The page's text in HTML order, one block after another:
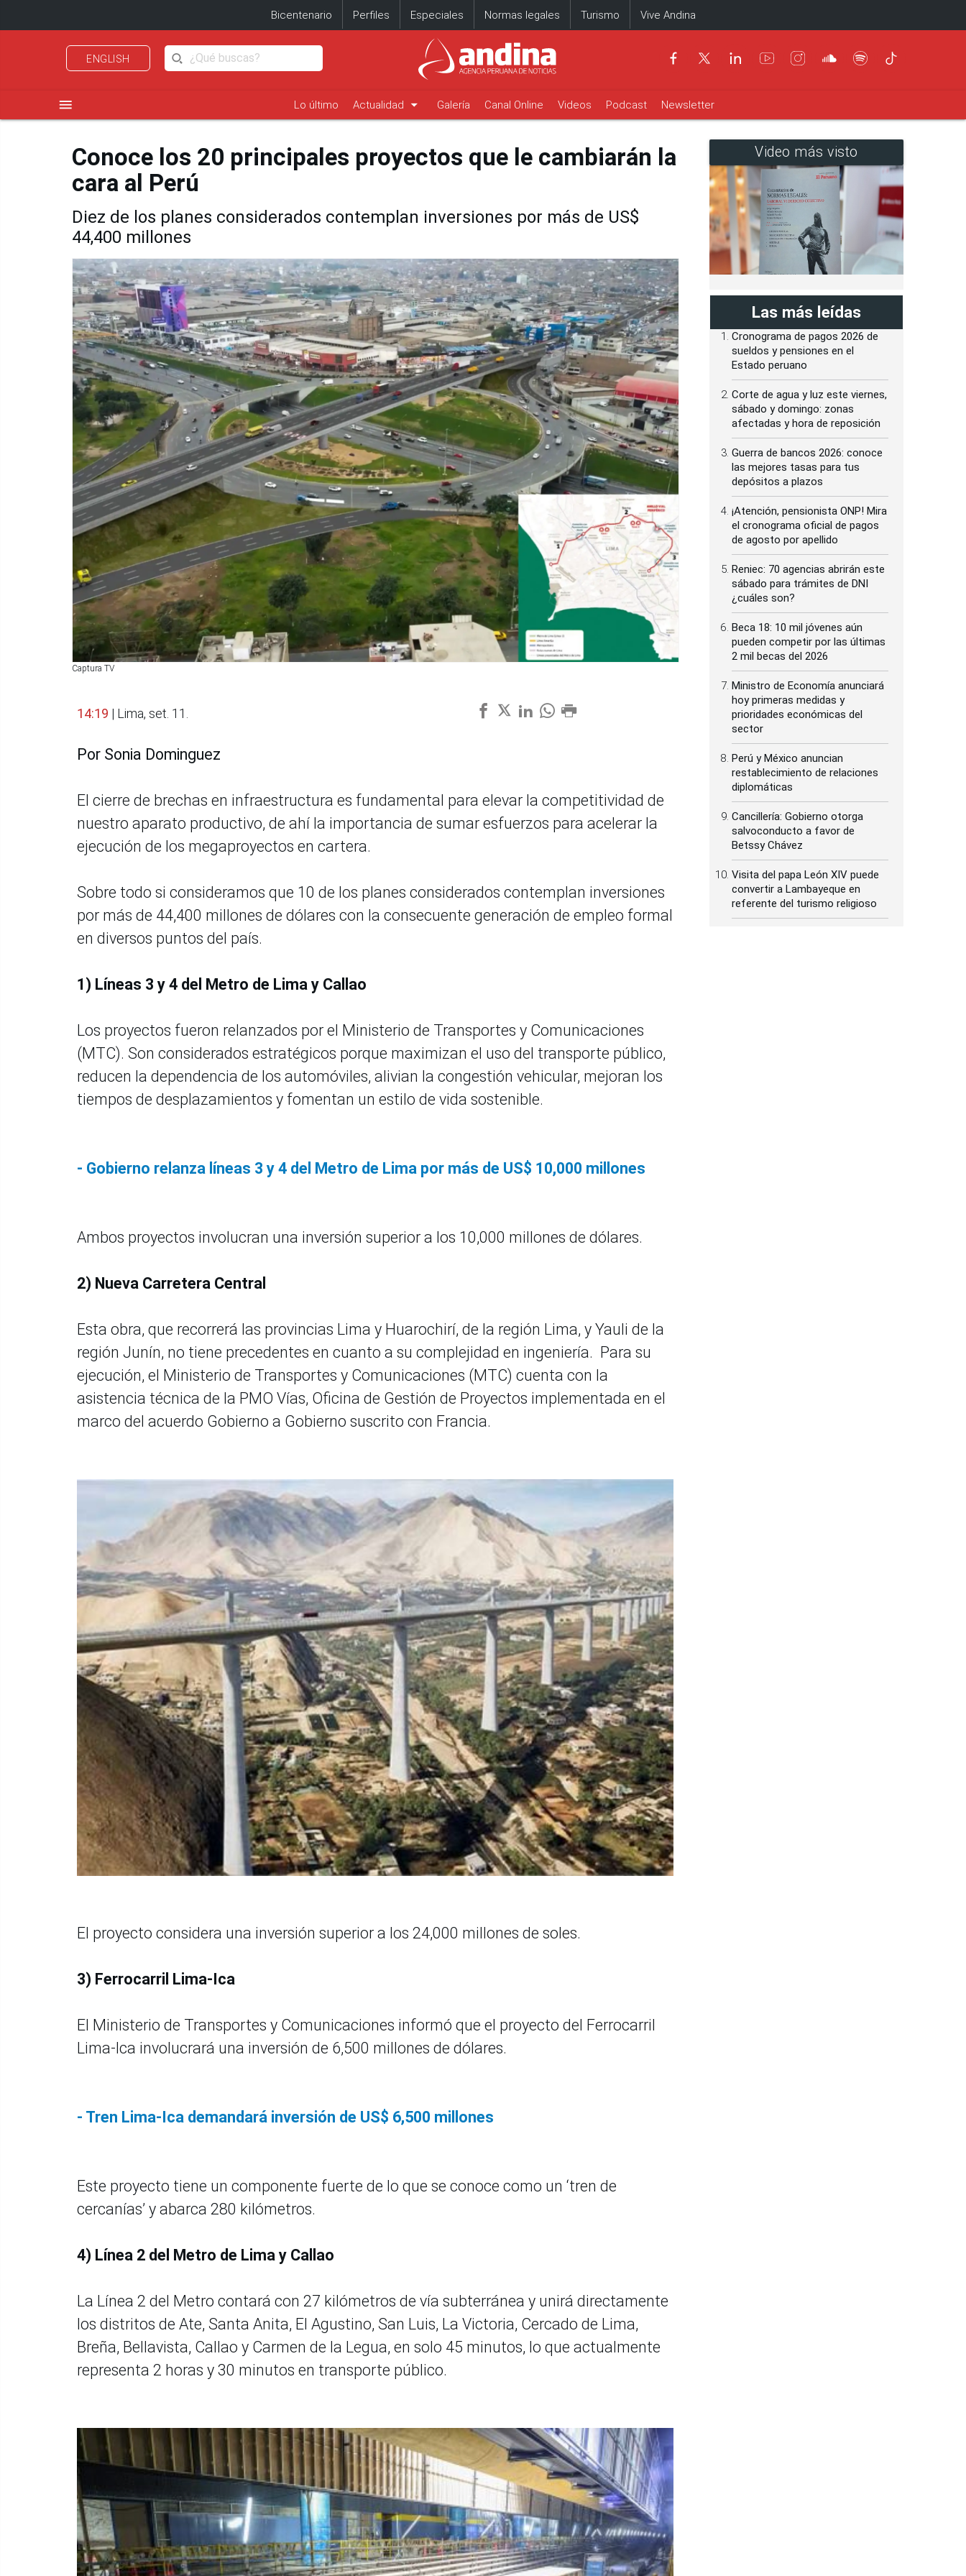
Bicentenario Perfiles Especiales Normas legales Turismo Vive Andina
ENGLISH
menu Lo último Actualidad arrow_drop_down Galería Canal Online Videos Podcast Newsletter
Conoce los 20 principales proyectos que le cambiarán la
cara al Perú
Diez de los planes considerados contemplan inversiones por más de US$
44,400 millones
Captura TV
14:19 | Lima, set. 11.
Por Sonia Dominguez
El cierre de brechas en infraestructura es fundamental para elevar la competitividad de
nuestro aparato productivo, de ahí la importancia de sumar esfuerzos para acelerar la
ejecución de los megaproyectos en cartera.
Sobre todo si consideramos que 10 de los planes considerados contemplan inversiones
por más de 44,400 millones de dólares con la consecuente generación de empleo formal
en diversos puntos del país.
1) Líneas 3 y 4 del Metro de Lima y Callao
Los proyectos fueron relanzados por el Ministerio de Transportes y Comunicaciones
(MTC). Son considerados estratégicos porque maximizan el uso del transporte público,
reducen la dependencia de los automóviles, alivian la congestión vehicular, mejoran los
tiempos de desplazamientos y fomentan un estilo de vida sostenible.
- Gobierno relanza líneas 3 y 4 del Metro de Lima por más de US$ 10,000 millones
Ambos proyectos involucran una inversión superior a los 10,000 millones de dólares.
2) Nueva Carretera Central
Esta obra, que recorrerá las provincias Lima y Huarochirí, de la región Lima, y Yauli de la
región Junín, no tiene precedentes en cuanto a su complejidad en ingeniería. Para su
ejecución, el Ministerio de Transportes y Comunicaciones (MTC) cuenta con la
asistencia técnica de la PMO Vías, Oficina de Gestión de Proyectos implementada en el
marco del acuerdo Gobierno a Gobierno suscrito con Francia.
El proyecto considera una inversión superior a los 24,000 millones de soles.
3) Ferrocarril Lima-Ica
El Ministerio de Transportes y Comunicaciones informó que el proyecto del Ferrocarril
Lima-Ica involucrará una inversión de 6,500 millones de dólares.
- Tren Lima-Ica demandará inversión de US$ 6,500 millones
Este proyecto tiene un componente fuerte de lo que se conoce como un ‘tren de
cercanías’ y abarca 280 kilómetros.
4) Línea 2 del Metro de Lima y Callao
La Línea 2 del Metro contará con 27 kilómetros de vía subterránea y unirá directamente
los distritos de Ate, Santa Anita, El Agustino, San Luis, La Victoria, Cercado de Lima,
Breña, Bellavista, Callao y Carmen de la Legua, en solo 45 minutos, lo que actualmente
representa 2 horas y 30 minutos en transporte público.
Video más visto
Las más leídas
Cronograma de pagos 2026 de
sueldos y pensiones en el
Estado peruano
Corte de agua y luz este viernes,
sábado y domingo: zonas
afectadas y hora de reposición
Guerra de bancos 2026: conoce
las mejores tasas para tus
depósitos a plazos
¡Atención, pensionista ONP! Mira
el cronograma oficial de pagos
de agosto por apellido
Reniec: 70 agencias abrirán este
sábado para trámites de DNI
¿cuáles son?
Beca 18: 10 mil jóvenes aún
pueden competir por las últimas
2 mil becas del 2026
Ministro de Economía anunciará
hoy primeras medidas y
prioridades económicas del
sector
Perú y México anuncian
restablecimiento de relaciones
diplomáticas
Cancillería: Gobierno otorga
salvoconducto a favor de
Betssy Chávez
Visita del papa León XIV puede
convertir a Lambayeque en
referente del turismo religioso